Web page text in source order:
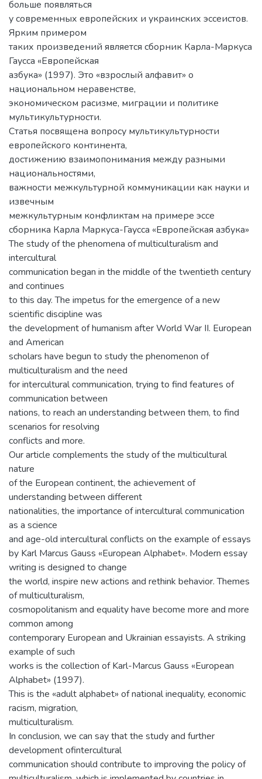
больше появляться
у современных европейских и украинских эссеистов.
Ярким примером
таких произведений является сборник Карла-Маркуса
Гаусса «Европейская
азбука» (1997). Это «взрослый алфавит» о
национальном неравенстве,
экономическом расизме, миграции и политике
мультикультурности.
Статья посвящена вопросу мультикультурности
европейского континента,
достижению взаимопонимания между разными
национальностями,
важности межкультурной коммуникации как науки и
извечным
межкультурным конфликтам на примере эссе
сборника Карла Маркуса-Гаусса «Европейская азбука»
The study of the phenomena of multiculturalism and
intercultural
communication began in the middle of the twentieth century
and continues
to this day. The impetus for the emergence of a new
scientific discipline was
the development of humanism after World War II. European
and American
scholars have begun to study the phenomenon of
multiculturalism and the need
for intercultural communication, trying to find features of
communication between
nations, to reach an understanding between them, to find
scenarios for resolving
conflicts and more.
Our article complements the study of the multicultural
nature
of the European continent, the achievement of
understanding between different
nationalities, the importance of intercultural communication
as a science
and age-old intercultural conflicts on the example of essays
by Karl Marcus Gauss «European Alphabet». Modern essay
writing is designed to change
the world, inspire new actions and rethink behavior. Themes
of multiculturalism,
cosmopolitanism and equality have become more and more
common among
contemporary European and Ukrainian essayists. A striking
example of such
works is the collection of Karl-Marcus Gauss «European
Alphabet» (1997).
This is the «adult alphabet» of national inequality, economic
racism, migration,
multiculturalism.
In conclusion, we can say that the study and further
development ofintercultural
communication should contribute to improving the policy of